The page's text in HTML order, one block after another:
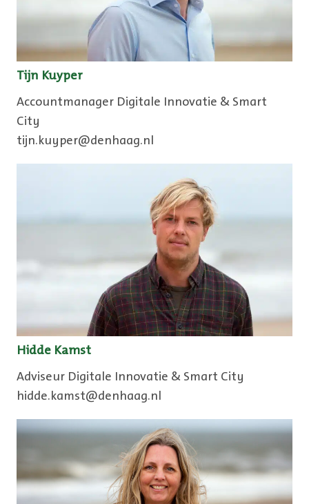
Tijn Kuyper
Accountmanager Digitale Innovatie & Smart
City
tijn.kuyper@denhaag.nl
Hidde Kamst
Adviseur Digitale Innovatie & Smart City
hidde.kamst@denhaag.nl